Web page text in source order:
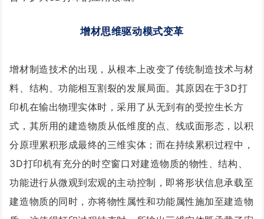
增材思维驱动模式变革
增材制造技术的出现，从根本上改变了传统制造技术与材
料、结构、功能相互割裂的发展局面。其原因在于3D打
印机在输出物理实体时，采用了从无到有的受控生长方
式，其所用的建造物质从低维度的点、线或面形态，以积
分原理累积形成最终的三维实体；而在持续累积过程中，
3D打印机有充分的时空窗口对建造物质的物性、结构、
功能进行从微观到宏观的主动控制，即将形状信息承载至
建造物质的同时，亦将物性属性和功能属性施加至建造物